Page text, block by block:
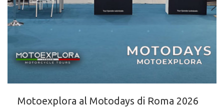
Motoexplora al Motodays di Roma 2026